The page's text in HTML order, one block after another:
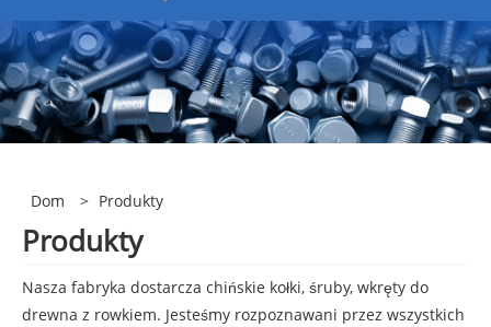
Dom > Produkty
Produkty
Nasza fabryka dostarcza chińskie kołki, śruby, wkręty do
drewna z rowkiem. Jesteśmy rozpoznawani przez wszystkich